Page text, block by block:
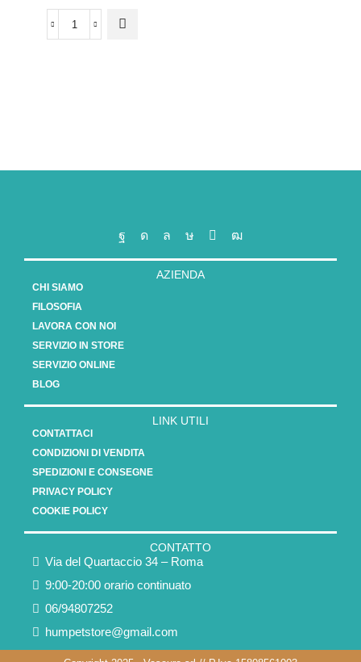
AZIENDA
CHI SIAMO
FILOSOFIA
LAVORA CON NOI
SERVIZIO IN STORE
SERVIZIO ONLINE
BLOG
LINK UTILI
CONTATTACI
CONDIZIONI DI VENDITA
SPEDIZIONI E CONSEGNE
PRIVACY POLICY
COOKIE POLICY
CONTATTO
Via del Quartaccio 34 – Roma
9:00-20:00 orario continuato
06/94807252
humpetstore@gmail.com